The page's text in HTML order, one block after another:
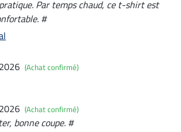
Par temps chaud, ce t-shirt est
#
(Achat confirmé)
(Achat confirmé)
bonne coupe. #